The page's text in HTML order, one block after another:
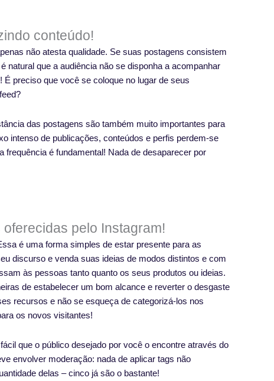
conteúdo!
não atesta qualidade. Se suas postagens consistem
natural que a audiência não se disponha a acompanhar
preciso que você se coloque no lugar de seus
das postagens são também muito importantes para
intenso de publicações, conteúdos e perfis perdem-se
frequência é fundamental! Nada de desaparecer por
pelo Instagram!
é uma forma simples de estar presente para as
discurso e venda suas ideias de modos distintos e com
às pessoas tanto quanto os seus produtos ou ideias.
de estabelecer um bom alcance e reverter o desgaste
recursos e não se esqueça de categorizá-los nos
os novos visitantes!
que o público desejado por você o encontre através do
envolver moderação: nada de aplicar tags não
delas – cinco já são o bastante!